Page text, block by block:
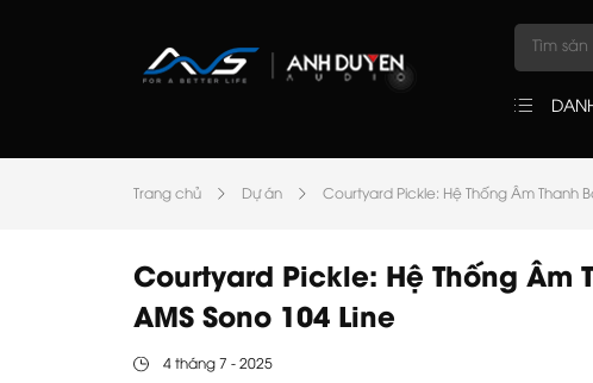
Trang chủ Dự án Courtyard Pickle: Hệ Thống Âm Thanh
Courtyard Pickle: Hệ Thống Âm
AMS Sono 104 Line
4 tháng 7 - 2025